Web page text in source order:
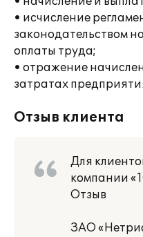
• исчисление
законодательством
оплаты труда;
• отражение
затратах
Отзыв клиента
Для
компании
Отзыв
ЗАО